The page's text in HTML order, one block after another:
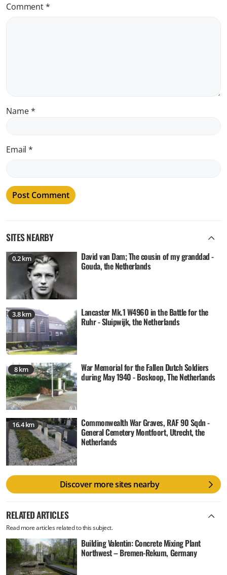
Comment*
Name*
Email*
SITES NEARBY
0.2 km David van Dam; The cousin of my granddad -
Gouda, the Netherlands
3.8 km Lancaster Mk.1 W4960 in the Battle for the
Ruhr - Sluipwijk, the Netherlands
8 km War Memorial for the Fallen Dutch Soldiers
during May 1940 - Boskoop, The Netherlands
16.4 km Commonwealth War Graves, RAF 90 Sqdn -
General Cemetery Montfoort, Utrecht, the
Netherlands
Discover more sites nearby
RELATED ARTICLES
Read more articles related to this subject.
Building Valentin: Concrete Mixing Plant
Northwest – Bremen-Rekum, Germany